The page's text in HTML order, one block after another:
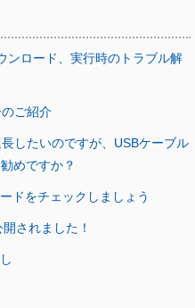
ンロード、実行時のトラブル解
ご紹介
したいのですが、USBケーブル
めですか？
ドをチェックしましょう
されました！